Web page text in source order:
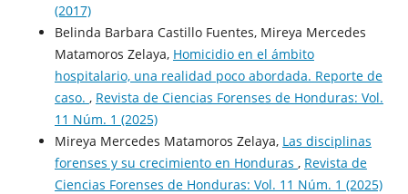
(2017)
Belinda Barbara Castillo Fuentes, Mireya Mercedes
Matamoros Zelaya, Homicidio en el ámbito
hospitalario, una realidad poco abordada. Reporte de
caso. , Revista de Ciencias Forenses de Honduras: Vol.
11 Núm. 1 (2025)
Mireya Mercedes Matamoros Zelaya, Las disciplinas
forenses y su crecimiento en Honduras , Revista de
Ciencias Forenses de Honduras: Vol. 11 Núm. 1 (2025)